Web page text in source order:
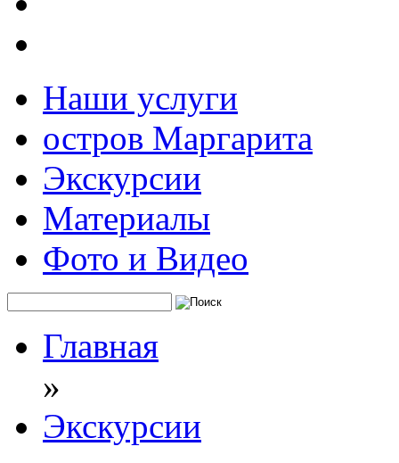
Наши услуги
остров Маргарита
Экскурсии
Материалы
Фото и Видео
Главная
»
Экскурсии